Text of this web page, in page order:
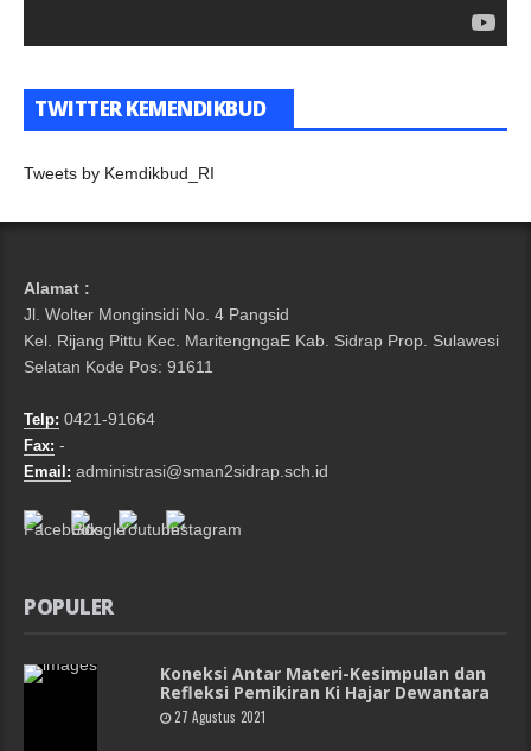
TWITTER KEMENDIKBUD
Tweets by Kemdikbud_RI
Alamat :
Jl. Wolter Monginsidi No. 4 Pangsid
Kel. Rijang Pittu Kec. MaritengngaE Kab. Sidrap Prop. Sulawesi
Selatan Kode Pos: 91611
Telp: 0421-91664
Fax: -
Email: administrasi@sman2sidrap.sch.id
POPULER
Koneksi Antar Materi-Kesimpulan dan
Refleksi Pemikiran Ki Hajar Dewantara
27 Agustus 2021